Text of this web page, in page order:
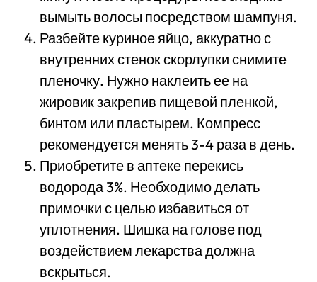
вымыть волосы посредством шампуня.
Разбейте куриное яйцо, аккуратно с
внутренних стенок скорлупки снимите
пленочку. Нужно наклеить ее на
жировик закрепив пищевой пленкой,
бинтом или пластырем. Компресс
рекомендуется менять 3-4 раза в день.
Приобретите в аптеке перекись
водорода 3%. Необходимо делать
примочки с целью избавиться от
уплотнения. Шишка на голове под
воздействием лекарства должна
вскрыться.